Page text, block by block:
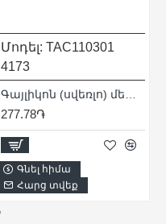
Մոդել: TAC110301
4173
277.78֏
Գնել հիմա
Հարց տվեք